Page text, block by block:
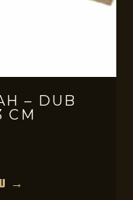
– DUB
CM
→